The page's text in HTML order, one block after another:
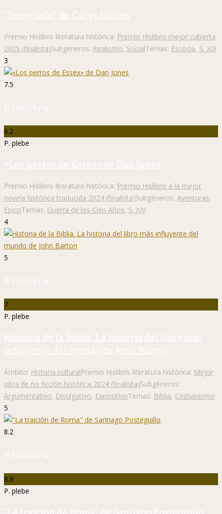
"Despejado" de Carys Davies
Premio Hislibris literatura histórica: Premio Hislibris mejor cubierta
2025 (finalista)Subgéneros: Realismo, SocialTemas: Escocia, S. XIX
3
7.5
P. Hislibris
6.2
P. plebe
«Los perros de Essex» de Dan Jones
Premio Hislibris literatura histórica: Premio Hislibris a la mejor
novela histórica traducida 2024 (finalista)Subgéneros: Aventuras,
ÉpicoTemas: Guerra de los Cien Años, S. XIV
4
5
P. Hislibris
7
P. plebe
Historia de la Biblia. La historia del libro más
influyente del mundo de John Barton
Ámbito: Historia culturalPremio Hislibris literatura histórica: Mejor
obra de no ficción histórica 2024 (finalista)Subgéneros:
Argumentativo, Divulgativo, ExpositivoTemas: Biblia, Cristianismo
5
8.2
P. Hislibris
8.8
P. plebe